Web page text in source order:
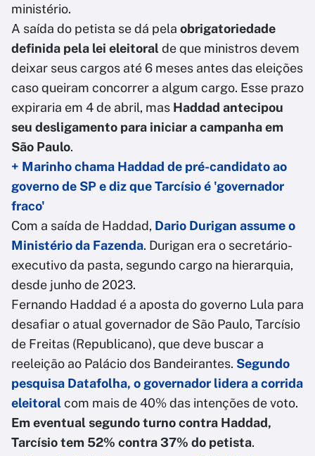
ministério.
A saída do petista se dá pela obrigatoriedade
definida pela lei eleitoralde que ministros devem
deixar seus cargos até 6 meses antes das eleições
caso queiram concorrer a algum cargo. Esse prazo
expiraria em 4 de abril, mas Haddad antecipou
seu desligamento para iniciar a campanha em
São Paulo.
+ Marinho chama Haddad de pré-candidato ao
governo de SP e diz que Tarcísio é 'governador
fraco'
Com a saída de Haddad, Dario Durigan assume o
Ministério da Fazenda. Durigan era o secretário-
executivo da pasta, segundo cargo na hierarquia,
desde junho de 2023.
Fernando Haddad é a aposta do governo Lula para
desafiar o atual governador de São Paulo, Tarcísio
de Freitas (Republicano), que deve buscar a
reeleição ao Palácio dos Bandeirantes. Segundo
pesquisa Datafolha, o governador lidera a corrida
eleitoralcom mais de 40% das intenções de voto.
Em eventual segundo turno contra Haddad,
Tarcísio tem 52% contra 37% do petista.